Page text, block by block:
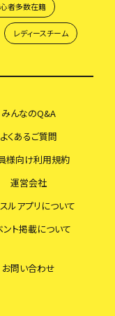
者多数在籍
レディースチーム
みんなのQ&A
よくあるご質問
様向け利用規約
運営会社
ルアプリについて
ント掲載について
お問い合わせ